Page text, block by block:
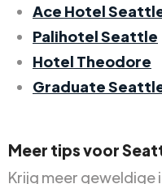
Ace Hotel
Palihotel Seattle
Hotel Theodore
Graduate
Meer tips voor
Krijg meer geweldige